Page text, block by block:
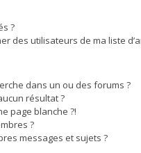
?
des utilisateurs de ma liste
dans un ou des forums ?
résultat ?
page blanche ?!
?
messages et sujets ?